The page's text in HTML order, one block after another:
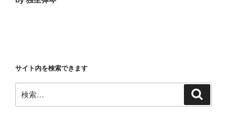
サイト内を検索できます
索: